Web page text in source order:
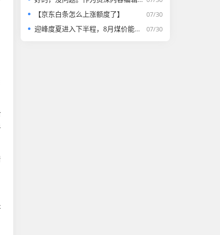
07/30
【京东白条怎么上涨额度了】
07/30
迎峰度夏进入下半程，8月煤价能否走强？